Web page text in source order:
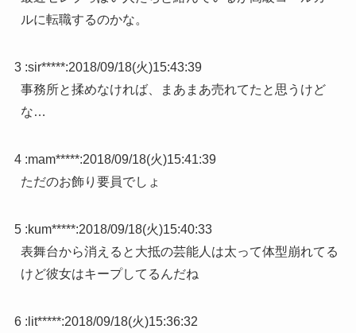
ルに転職するのかな。
3 :sir*****:2018/09/18(火)15:43:39
事務所と揉めなければ、まあまあ売れてたと思うけど
な…
4 :mam*****:2018/09/18(火)15:41:39
ただのお飾り要員でしょ
5 :kum*****:2018/09/18(火)15:40:33
表舞台から消えると大抵の芸能人は太って体型崩れてる
けど彼女はキープしてるんだね
6 : lit*****:2018/09/18(火)15:36:32